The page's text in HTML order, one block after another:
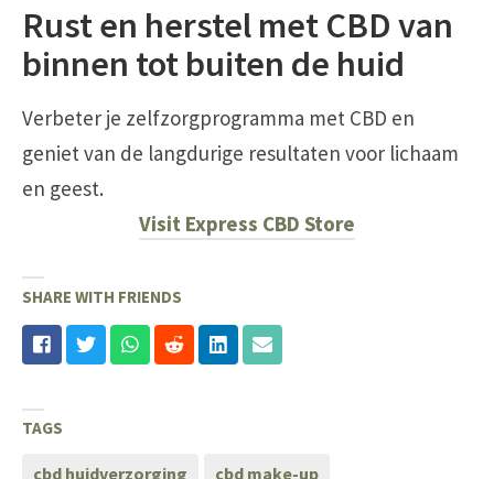
Rust en herstel met CBD van
binnen tot buiten de huid
Verbeter je zelfzorgprogramma met CBD en
geniet van de langdurige resultaten voor lichaam
en geest.
Visit Express CBD Store
SHARE WITH FRIENDS
TAGS
cbd huidverzorging cbd make-up